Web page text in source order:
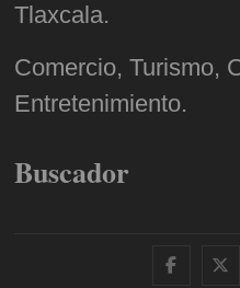
Tlaxcala.
Comercio, Turismo,
Entretenimiento.
Buscador